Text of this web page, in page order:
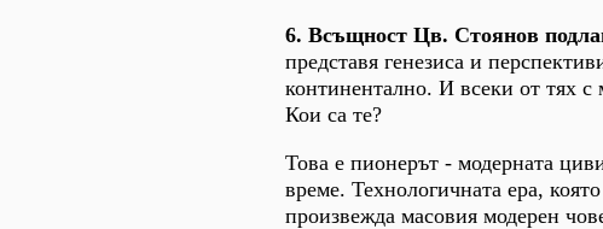
6. Всъщност Цв. Стоянов
представя генезиса и
континентално. И всеки от тях с
Кои са те?
Това е пионерът - модерната
време. Технологичната ера,
произвежда масовия модерен